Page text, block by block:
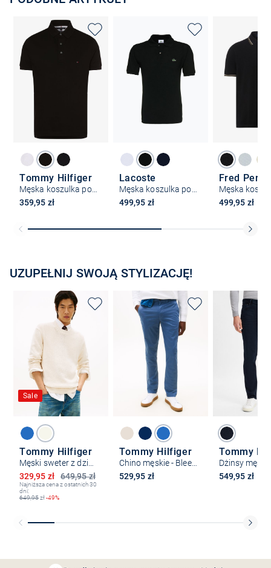
Tommy Hilfiger
Męska koszulka polo
359,95 zł
Lacoste
499,95 zł
Fred Perry
499,95 zł
UZUPEŁNIJ SWOJĄ STYLIZACJĘ!
Sale
Tommy Hilfiger
649,95 zł
Obniżona cena
329,95 zł
Najniższa cena z ostatnich 30
dni:
649,95zł-49%
Tommy Hilfiger
Chino męskie - Bleecker
529,95 zł
Tommy
549,95 zł